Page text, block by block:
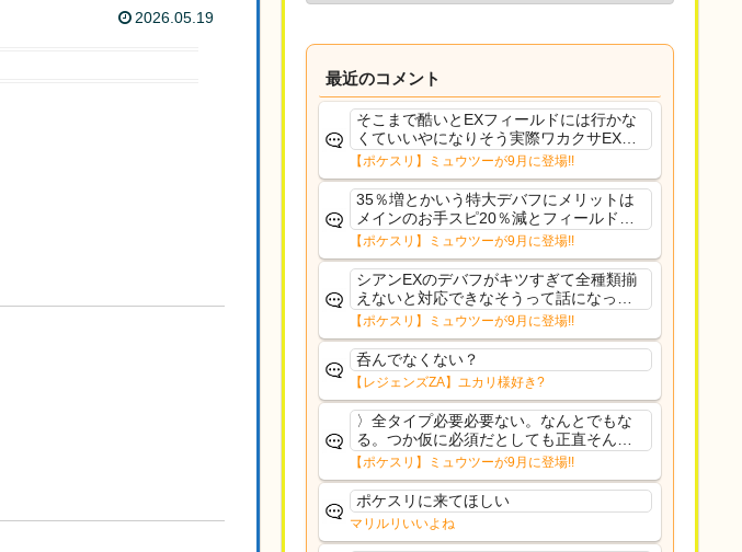
2026.05.19
最近のコメント
そこまで酷いとEXフィールドには行かな
くていいやになりそう実際ワカクサEXで
さえあんまり行ってないや
【ポケスリ】ミュウツーが9月に登場!!
35％増とかいう特大デバフにメリットは
メインのお手スピ20％減とフィールド効
果のみフェアリーノーマルとか引いたら
まともに料理も作れないし終わり控えめ
に言ってカス
【ポケスリ】ミュウツーが9月に登場!!
シアンEXのデバフがキツすぎて全種類揃
えないと対応できなそうって話になって
るわ
【ポケスリ】ミュウツーが9月に登場!!
呑んでなくない？
【レジェンズZA】ユカリ様好き?
〉全タイプ必要必要ない。なんとでもな
る。つか仮に必須だとしても正直そんな
もんに付き合う気は無い。運営は時間の
リソースを甘く見すぎなのよ。ポケスリ
やったことないやろうなと思ってる。〉
ラピスEX最短二年後...
【ポケスリ】ミュウツーが9月に登場!!
ポケスリに来てほしい
マリルリいいよね